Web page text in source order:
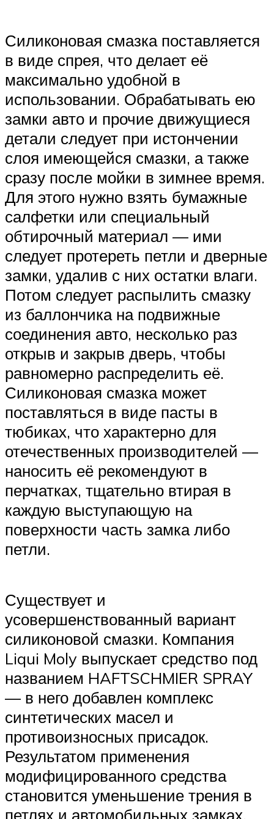
Силиконовая смазка поставляется
в виде спрея, что делает её
максимально удобной в
использовании. Обрабатывать ею
замки авто и прочие движущиеся
детали следует при истончении
слоя имеющейся смазки, а также
сразу после мойки в зимнее время.
Для этого нужно взять бумажные
салфетки или специальный
обтирочный материал — ими
следует протереть петли и дверные
замки, удалив с них остатки влаги.
Потом следует распылить смазку
из баллончика на подвижные
соединения авто, несколько раз
открыв и закрыв дверь, чтобы
равномерно распределить её.
Силиконовая смазка может
поставляться в виде пасты в
тюбиках, что характерно для
отечественных производителей —
наносить её рекомендуют в
перчатках, тщательно втирая в
каждую выступающую на
поверхности часть замка либо
петли.
Существует и
усовершенствованный вариант
силиконовой смазки. Компания
Liqui Moly выпускает средство под
названием HAFTSCHMIER SPRAY
— в него добавлен комплекс
синтетических масел и
противоизносных присадок.
Результатом применения
модифицированного средства
становится уменьшение трения в
петлях и автомобильных замках,